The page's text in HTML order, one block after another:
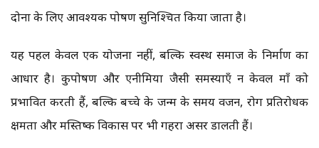
दोनों के लिए आवश्यक पोषण सुनिश्चित किया जाता है।
यह पहल केवल एक योजना नहीं, बल्कि स्वस्थ समाज के निर्माण का
आधार है। कुपोषण और एनीमिया जैसी समस्याएँ न केवल माँ को
प्रभावित करती हैं, बल्कि बच्चे के जन्म के समय वजन, रोग प्रतिरोधक
क्षमता और मस्तिष्क विकास पर भी गहरा असर डालती हैं।